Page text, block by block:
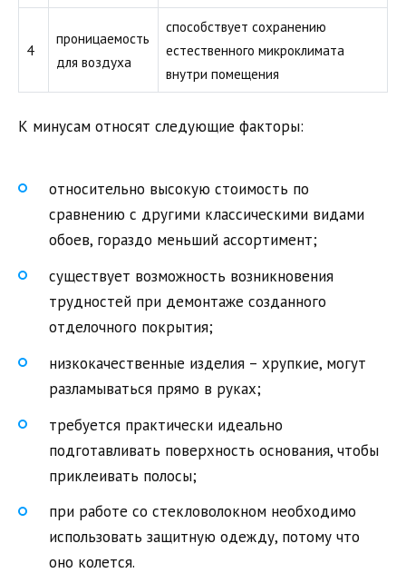
4
проницаемость
для воздуха
способствует сохранению
естественного микроклимата
внутри помещения
К минусам относят следующие факторы:
относительно высокую стоимость по
сравнению с другими классическими видами
обоев, гораздо меньший ассортимент;
существует возможность возникновения
трудностей при демонтаже созданного
отделочного покрытия;
низкокачественные изделия – хрупкие, могут
разламываться прямо в руках;
требуется практически идеально
подготавливать поверхность основания, чтобы
приклеивать полосы;
при работе со стекловолокном необходимо
использовать защитную одежду, потому что
оно колется.